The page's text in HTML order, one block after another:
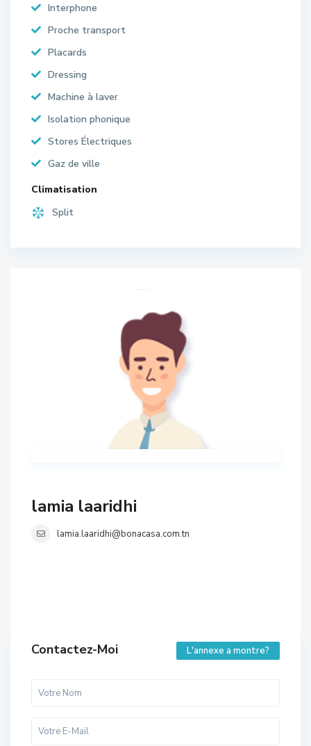
Interphone
Proche transport
Placards
Dressing
Machine à laver
Isolation phonique
Stores Électriques
Gaz de ville
Climatisation
Split
lamia laaridhi
lamia.laaridhi@bonacasa.com.tn
Contactez-Moi L'annexe a montre?